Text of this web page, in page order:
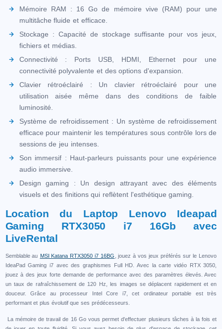
Mémoire RAM : 16 Go de mémoire vive (RAM) pour une
multitâche fluide et efficace.
Stockage : Capacité de stockage suffisante pour vos jeux,
fichiers et médias.
Connectivité : Ports USB, HDMI, Ethernet pour une
connectivité polyvalente et des options d'expansion.
Clavier rétroéclairé : Un clavier rétroéclairé pour une
utilisation aisée même dans des conditions de faible
luminosité.
Système de refroidissement : Un système de refroidissement
efficace pour maintenir les températures sous contrôle lors de
sessions de jeu intenses.
Son immersif : Haut-parleurs puissants pour une expérience
audio immersive.
Design gaming : Un design attrayant avec des éléments
visuels et des finitions qui reflètent l'esthétique gaming.
Location du Laptop Lenovo Ideapad
Gaming RTX3050 i7 16Gb avec
LiveRental
Semblable au MSI Katana RTX3050 i7 16BG
, jouez à vos jeux préférés sur le Lenovo
IdeaPad Gaming i7 avec des graphismes Full HD. Avec la carte vidéo RTX 3050,
jouez à des jeux forte demande de performance avec des paramètres élevés. Avec
un taux de rafraîchissement de 120 Hz, les images se déplacent rapidement et en
douceur. Grâce au processeur Intel Core i7, cet ordinateur portable est très
performant et plus évolutif que ses prédécesseurs.
La mémoire de travail de 16 Go vous permet d'effectuer plusieurs tâches à la fois et